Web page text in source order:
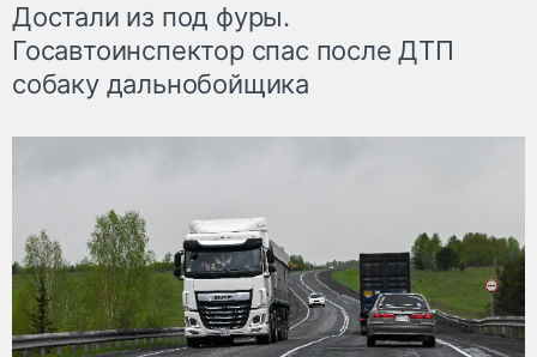
Достали из под фуры.
Госавтоинспектор спас после ДТП
собаку дальнобойщика